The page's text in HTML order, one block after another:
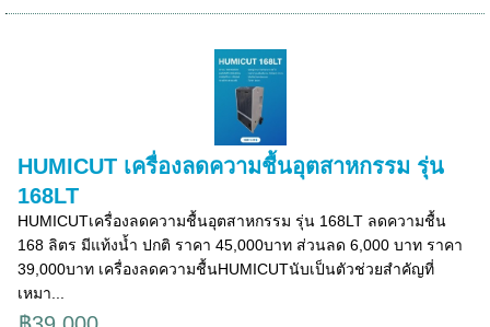
HUMICUT เครื่องลดความชื้นอุตสาหกรรม รุ่น
168LT
HUMICUTเครื่องลดความชื้นอุตสาหกรรม รุ่น 168LT ลดความชื้น
168 ลิตร มีแท้งน้ำ ปกติ ราคา 45,000บาท ส่วนลด 6,000 บาท ราคา
39,000บาท เครื่องลดความชื้นHUMICUTนับเป็นตัวช่วยสำคัญที่
เหมา...